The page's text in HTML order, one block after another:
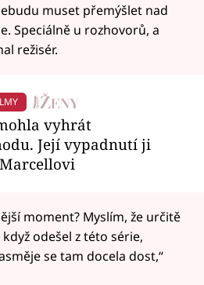
muset přemýšlet nad
Speciálně u rozhovorů, a
režisér.
vyhrát
Její vypadnutí ji
moment? Myslím, že určitě
odešel z této série,
se tam docela dost,“